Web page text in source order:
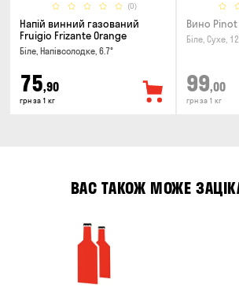
(0)
Напій винний газований
Fruigio Frizante Orange
Біле, Напівсолодке, 6.7°
75,90
грн за 1 кг
Вино Pinot
Біле, Сухе,
99,00
грн за 1 кг
ВАС ТАКОЖ МОЖЕ